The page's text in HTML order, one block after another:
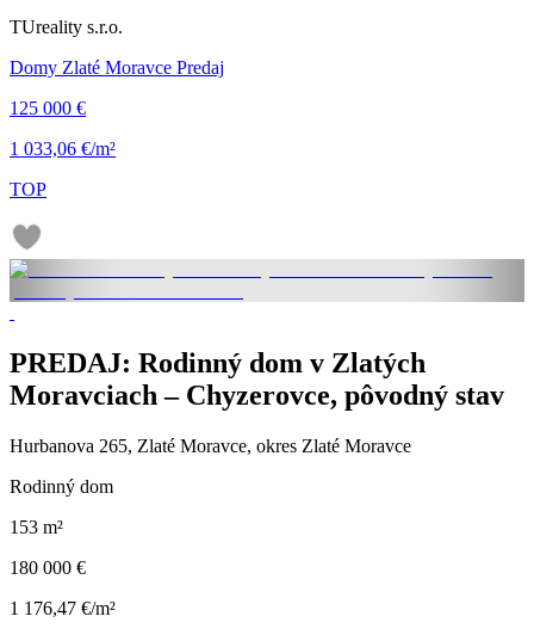
TUreality s.r.o.
Domy Zlaté Moravce Predaj
125 000 €
1 033,06 €/m²
TOP
PREDAJ: Rodinný dom v Zlatých
Moravciach – Chyzerovce, pôvodný stav
Hurbanova 265, Zlaté Moravce, okres Zlaté Moravce
Rodinný dom
153 m²
180 000 €
1 176,47 €/m²